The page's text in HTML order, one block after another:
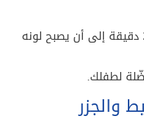
اتركيه في الفرن لمدة 25 دقيقة إلى أن يصبح لونه
لطفلك.